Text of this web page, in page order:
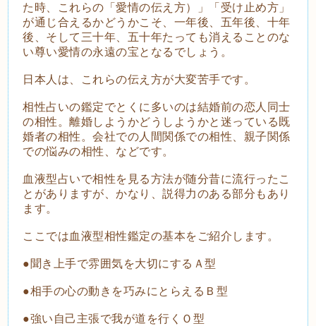
た時、これらの「愛情の伝え方）」「受け止め方」
が通じ合えるかどうかこそ、一年後、五年後、十年
後、そして三十年、五十年たっても消えることのな
い尊い愛情の永遠の宝となるでしょう。
日本人は、これらの伝え方が大変苦手です。
相性占いの鑑定でとくに多いのは結婚前の恋人同士
の相性。離婚しようかどうしようかと迷っている既
婚者の相性。会社での人間関係での相性、親子関係
での悩みの相性、などです。
血液型占いで相性を見る方法が随分昔に流行ったこ
とがありますが、かなり、説得力のある部分もあり
ます。
ここでは血液型相性鑑定の基本をご紹介します。
●聞き上手で雰囲気を大切にするＡ型
●相手の心の動きを巧みにとらえるＢ型
●強い自己主張で我が道を行くＯ型